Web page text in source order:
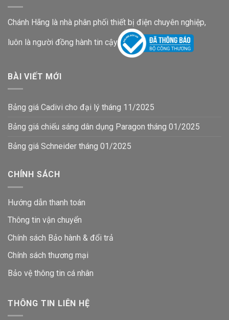
Chánh Hãng là nhà phân phối thiết bị điện chuyên nghiệp,
luôn là người đồng hành tin cậy
BÀI VIẾT MỚI
Bảng giá Cadivi cho đại lý tháng 11/2025
Bảng giá chiếu sáng dân dụng Paragon tháng 01/2025
Bảng giá Schneider tháng 01/2025
CHÍNH SÁCH
Hướng dẫn thanh toán
Thông tin vận chuyển
Chính sách Bảo hành & đổi trả
Chính sách thương mại
Bảo vệ thông tin cá nhân
THÔNG TIN LIÊN HỆ